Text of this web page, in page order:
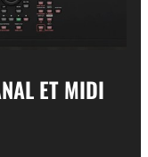
ET MIDI